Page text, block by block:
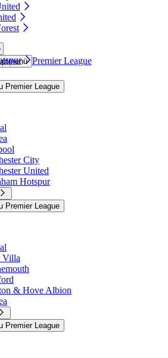
Premier League
Premier League
City
United
Hotspur
Premier League
Villa
& Hove Albion
Premier League